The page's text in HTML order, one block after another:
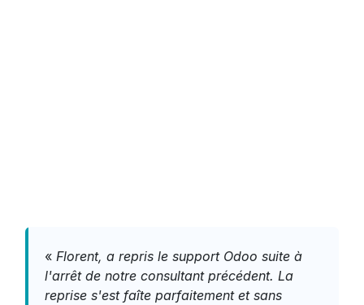
« Florent, a repris le support Odoo suite à
l'arrêt de notre consultant précédent. La
reprise s'est faîte parfaitement et sans